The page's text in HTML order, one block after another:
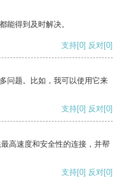
能得到及时解决。
支持[0] 反对[0]
问题。比如，我可以使用它来
支持[0] 反对[0]
高速度和安全性的连接，并帮
支持[0] 反对[0]